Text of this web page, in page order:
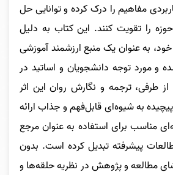
مفاهیم را درک کرده و توانایی حل
را تقویت کنند. این کتاب به دلیل
به عنوان یک منبع ارزشمند آموزشی
و مورد توجه دانشجویان و اساتید در
طرفی، ترجمه و نگارش روان این اثر
به شیوه‌ای قابل‌فهم و جذاب ارائه
مناسب برای استفاده به عنوان مرجع
پیشرفته تبدیل کرده است. بدون
مطالعه و پژوهش در نظریه حلقه‌ها و